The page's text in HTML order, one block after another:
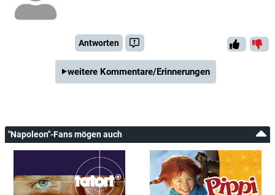
Antworten
weitere Kommentare/Erinnerungen
"Napoleon"-Fans mögen auch